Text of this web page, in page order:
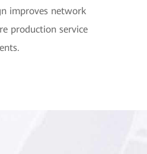
improves network
production service